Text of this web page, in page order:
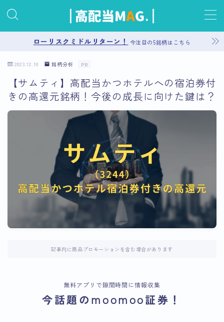
お問い合わせ
プライバシーポリシー
サイトマップ
ローリスクミドルリターン！ 今注目の5銘柄はこちら
2023.12.10 銘柄分析 PR
【サムティ】高配当かつホテルへの宿泊券付
きの高還元銘柄！今後の成長に向けた鍵は？
記事内に商品プロモーションを含む場合があります
無料アプリで隙間時間に情報収集
今話題のmoomoo証券！